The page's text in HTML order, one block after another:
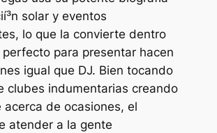
solar y eventos
lo que la convierte dentro
para presentar hacen
igual que DJ. Bien tocando
clubes indumentarias creando
acerca de ocasiones, el
atender a la gente